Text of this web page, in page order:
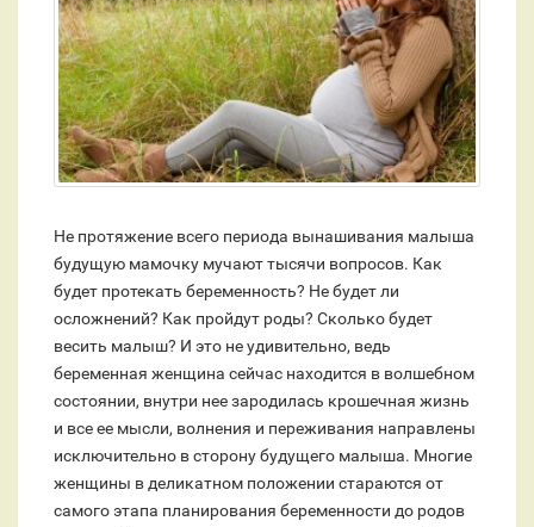
Не протяжение всего периода вынашивания малыша
будущую мамочку мучают тысячи вопросов. Как
будет протекать беременность? Не будет ли
осложнений? Как пройдут роды? Сколько будет
весить малыш? И это не удивительно, ведь
беременная женщина сейчас находится в волшебном
состоянии, внутри нее зародилась крошечная жизнь
и все ее мысли, волнения и переживания направлены
исключительно в сторону будущего малыша. Многие
женщины в деликатном положении стараются от
самого этапа планирования беременности до родов